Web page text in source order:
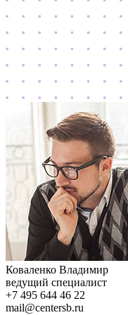
Коваленко Владимир
ведущий специалист
+7 495 644 46 22
mail@centersb.ru